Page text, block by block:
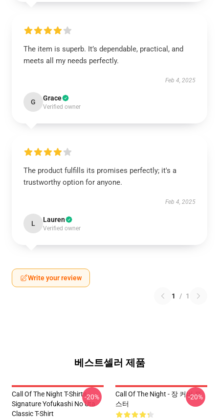
The item is superb. It’s dependable, practical, and
meets all my needs perfectly.
Feb 4, 2025
G Grace
Verified owner
The product fulfills its promises perfectly; it's a
trustworthy option for anyone.
Feb 4, 2025
L Lauren
Verified owner
Write your review
1 / 1
베스트셀러 제품
Call Of The Night T-Shirts -
Signature Yofukashi No Uta
Classic T-Shirt
-20%
Call Of The Night - 장 커버 포
스터
-20%